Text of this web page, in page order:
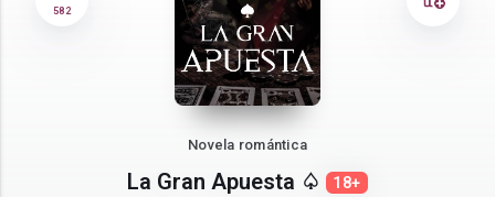
582
Novela romántica
La Gran Apuesta ♤ 18+